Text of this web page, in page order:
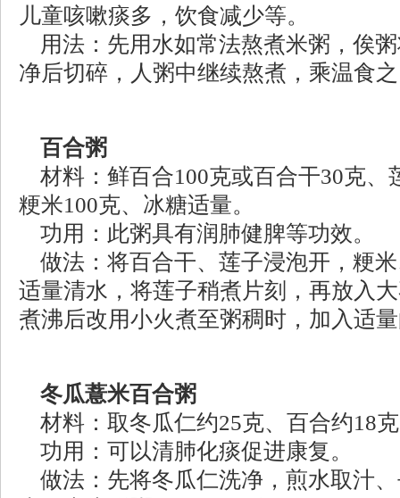
儿童咳嗽痰多，饮食减少等。
用法：先用水如常法熬煮米粥，俟
净后切碎，人粥中继续熬煮，乘温食
百合粥
材料：鲜百合100克或百合干30克、
粳米100克、冰糖适量。
功用：此粥具有润肺健脾等功效。
做法：将百合干、莲子浸泡开，粳
适量清水，将莲子稍煮片刻，再放入
煮沸后改用小火煮至粥稠时，加入适
冬瓜薏米百合粥
材料：取冬瓜仁约25克、百合约18
功用：可以清肺化痰促进康复。
做法：先将冬瓜仁洗净，煎水取汁